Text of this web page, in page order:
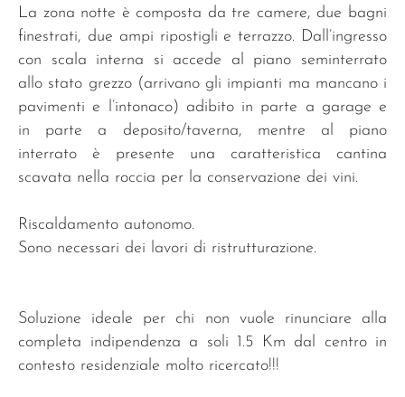
La zona notte è composta da tre camere, due bagni
finestrati, due ampi ripostigli e terrazzo. Dall’ingresso
con scala interna si accede al piano seminterrato
allo stato grezzo (arrivano gli impianti ma mancano i
pavimenti e l’intonaco) adibito in parte a garage e
in parte a deposito/taverna, mentre al piano
interrato è presente una caratteristica cantina
scavata nella roccia per la conservazione dei vini.
Riscaldamento autonomo.
Sono necessari dei lavori di ristrutturazione.
Soluzione ideale per chi non vuole rinunciare alla
completa indipendenza a soli 1.5 Km dal centro in
contesto residenziale molto ricercato!!!